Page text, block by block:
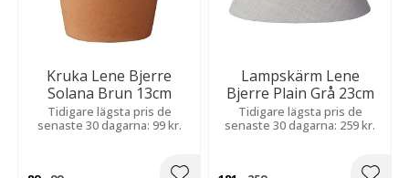
Kruka Lene Bjerre
Solana Brun 13cm
Tidigare lägsta pris de
senaste 30 dagarna: 99 kr.
Lampskärm Lene
Bjerre Plain Grå 23cm
Tidigare lägsta pris de
senaste 30 dagarna: 259 kr.